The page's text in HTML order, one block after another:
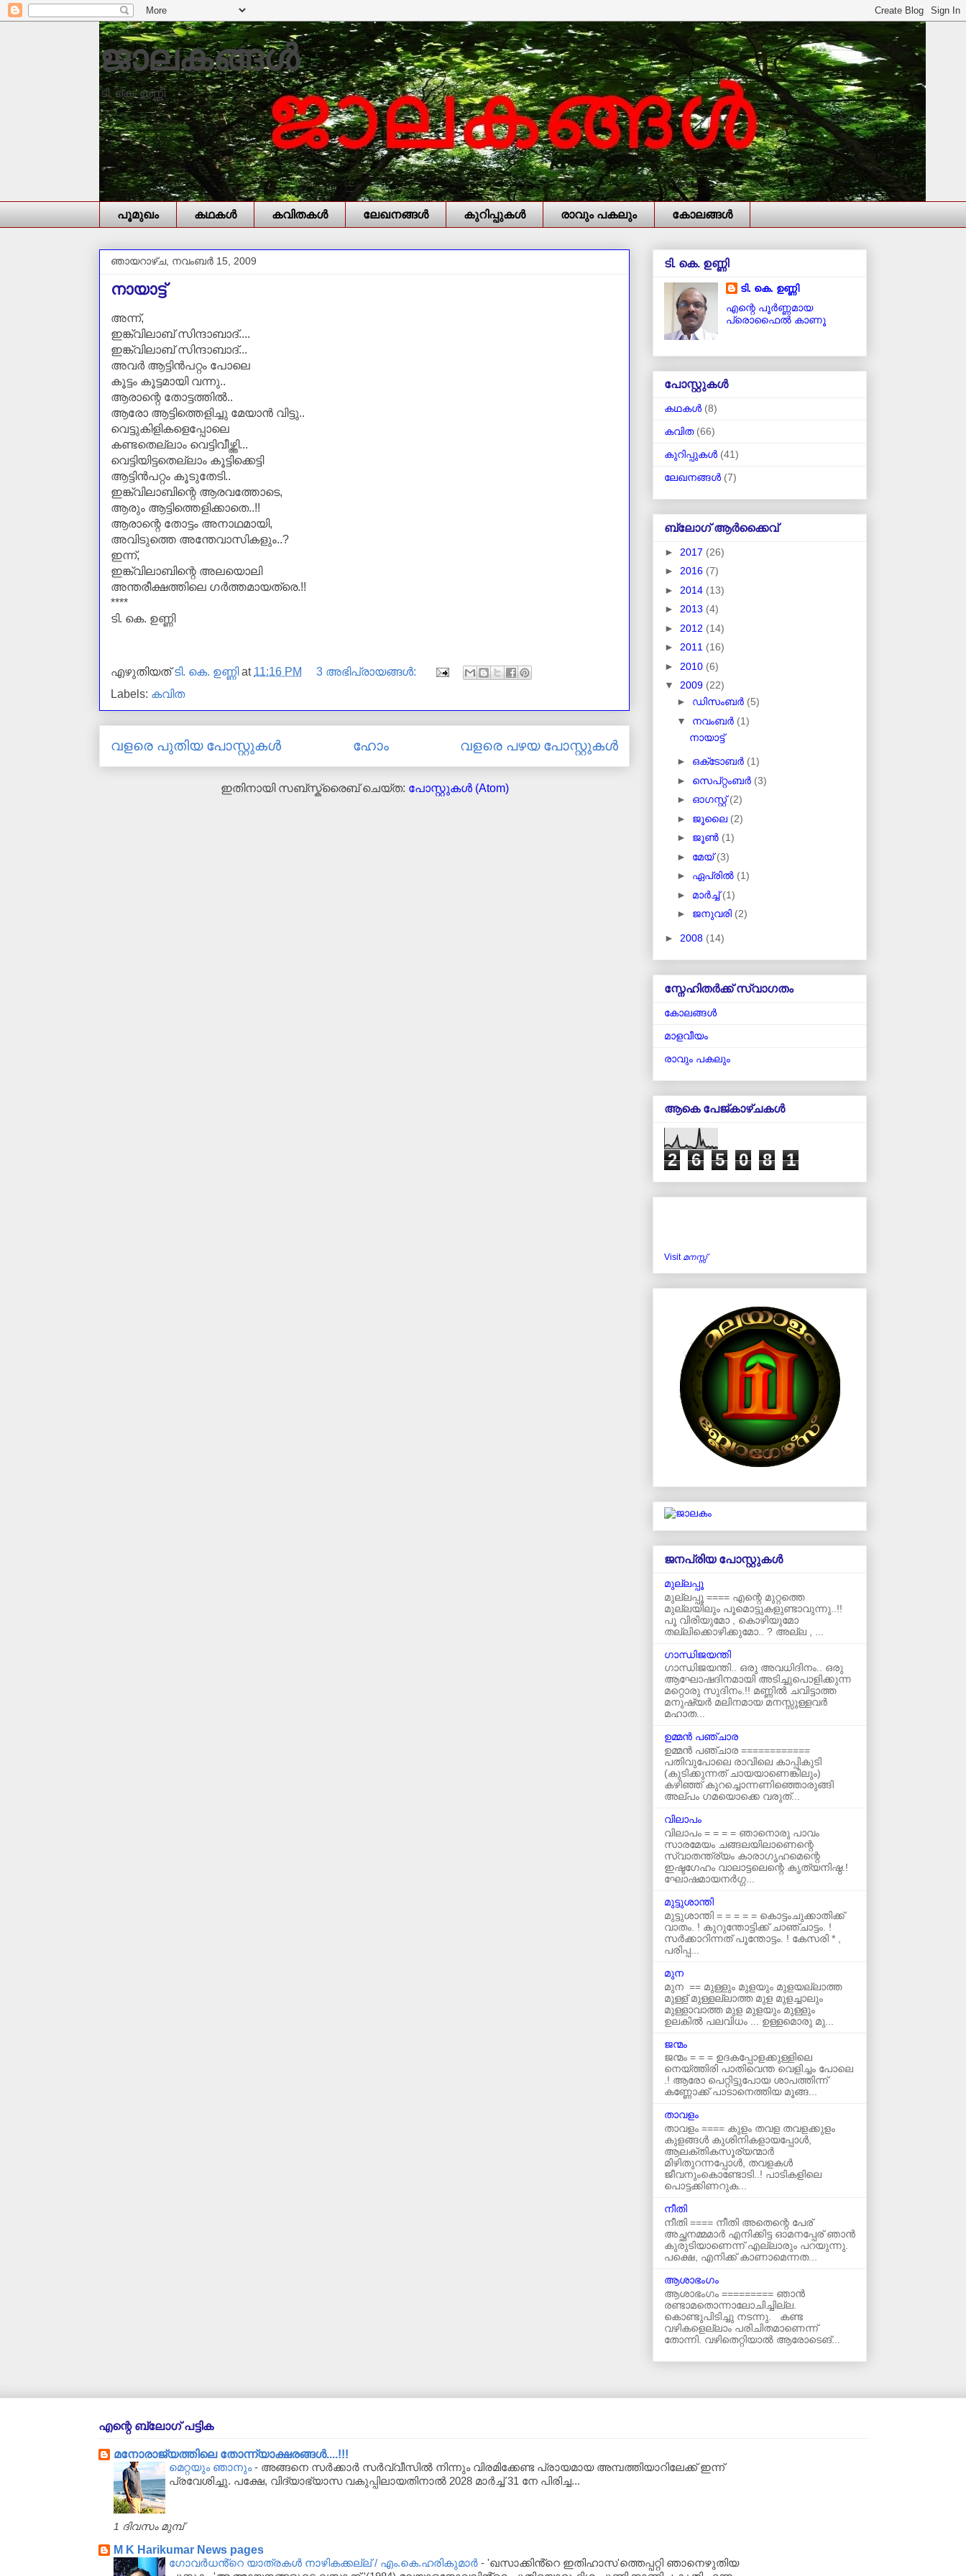
ജാലകങ്ങൾ
ടി. കെ. ഉണ്ണി
പൂമുഖം കഥകള്‍ കവിതകള്‍ ലേഖനങ്ങള്‍ കുറിപ്പുകള്‍ രാവും പകലും കോലങ്ങള്‍
ഞായറാഴ്‌ച, നവംബർ 15, 2009
നായാട്ട്‌
അന്ന്,
ഇങ്ക്വിലാബ്‌ സിന്ദാബാദ്‌....
ഇങ്ക്വിലാബ്‌ സിന്ദാബാദ്‌...
അവർ ആട്ടിൻപറ്റം പോലെ
കൂട്ടം കൂട്ടമായി വന്നു..
ആരാന്റെ തോട്ടത്തിൽ..
ആരോ ആട്ടിത്തെളിച്ചു മേയാൻ വിട്ടു..
വെട്ടുകിളികളെപ്പോലെ
കണ്ടതെല്ലാം വെട്ടിവീഴ്ത്തി...
വെട്ടിയിട്ടതെല്ലാം കൂട്ടിക്കെട്ടി
ആട്ടിൻപറ്റം കൂടുതേടി..
ഇങ്ക്വിലാബിന്റെ ആരവത്തോടെ,
ആരും ആട്ടിത്തെളിക്കാതെ..!!
ആരാന്റെ തോട്ടം അനാഥമായി,
അവിടുത്തെ അന്തേവാസികളും..?
ഇന്ന്,
ഇങ്ക്വിലാബിന്റെ അലയൊലി
അന്തരീക്ഷത്തിലെ ഗർത്തമായത്രെ.!!
****
ടി. കെ. ഉണ്ണി
എഴുതിയത്ടി. കെ. ഉണ്ണി at 11:16 PM
3 അഭിപ്രായങ്ങൾ:
Labels: കവിത
വളരെ പുതിയ പോസ്റ്റുകള്‍ വളരെ പഴയ പോസ്റ്റുകള്‍
ഹോം
ഇതിനായി സബ്‌സ്ക്രൈബ് ചെയ്ത: പോസ്റ്റുകള്‍ (Atom)
ടി. കെ. ഉണ്ണി
ടി. കെ. ഉണ്ണി
എന്റെ പൂര്‍ണ്ണമായ
പ്രൊഫൈൽ കാണൂ
പോസ്റ്റുകള്‍
കഥകള്‍ (8)
കവിത (66)
കുറിപ്പുകള്‍ (41)
ലേഖനങ്ങള്‍ (7)
ബ്ലോഗ് ആര്‍ക്കൈവ്
► 2017 (26)
► 2016 (7)
► 2014 (13)
► 2013 (4)
► 2012 (14)
► 2011 (16)
► 2010 (6)
▼ 2009 (22)
► ഡിസംബർ (5)
▼ നവംബർ (1)
നായാട്ട്‌
► ഒക്‌ടോബർ (1)
► സെപ്റ്റംബർ (3)
► ഓഗസ്റ്റ്(2)
► ജൂലൈ (2)
► ജൂൺ (1)
► മേയ്(3)
► ഏപ്രിൽ (1)
► മാർച്ച്(1)
► ജനുവരി (2)
► 2008 (14)
സ്നേഹിതർക്ക് സ്വാഗതം
കോലങ്ങള്‍
മാളവീയം
രാവും പകലും
ആകെ പേജ്‌കാഴ്‌ചകള്‍
2 6 5 0 8 1
Visit മനസ്സ്
ജനപ്രിയ പോസ്റ്റുകള്‍‌
മുല്ലപ്പൂ
മുല്ലപ്പൂ ==== എന്റെ മുറ്റത്തെ
മുല്ലയിലും പൂമൊട്ടുകളുണ്ടാവുന്നു..!!
പൂ വിരിയുമോ , കൊഴിയുമോ
തല്ലിക്കൊഴിക്കുമോ.. ? അല്ല , ...
ഗാന്ധിജയന്തി
ഗാന്ധിജയന്തി.. ഒരു അവധിദിനം.. ഒരു
ആഘോഷദിനമായി അടിച്ചുപൊളിക്കുന്ന
മറ്റൊരു സുദിനം.!! മണ്ണിൽ ചവിട്ടാത്ത
മനുഷ്യർ മലിനമായ മനസ്സുള്ളവർ
മഹാത...
ഉമ്മന്‍ പഞ്ചാര
ഉമ്മൻ പഞ്ചാര ============
പതിവുപോലെ രാവിലെ കാപ്പികുടി
(കുടിക്കുന്നത് ചായയാണെങ്കിലും)
കഴിഞ്ഞ് കുറച്ചൊന്നണിഞ്ഞൊരുങ്ങി
അല്പം ഗമയൊക്കെ വരുത്...
വിലാപം
വിലാപം = = = = ഞാനൊരു പാവം
സാരമേയം ചങ്ങലയിലാണെന്റെ
സ്വാതന്ത്ര്യം കാരാഗൃഹമെന്റെ
ഇഷ്ടഗേഹം വാലാട്ടലെന്റെ കൃത്യനിഷ്ഠ.!
ഘോഷമായനർഗ്ഗ...
മുട്ടുശാന്തി
മുട്ടുശാന്തി = = = = = കൊട്ടംചുക്കാതിക്ക്‌
വാതം. ! കുറുന്തോട്ടിക്ക്‌ ചാഞ്ചാട്ടം. !
സർക്കാറിന്നത്‌ പൂന്തോട്ടം. ! കേസരി * ,
പരിപ്പ...
മുന
മുന == മുള്ളും മുളയും മുളയല്ലാത്ത
മുള്ള് മുള്ളല്ലാത്ത മുള മുളച്ചാലും
മുള്ളാവാത്ത മുള മുളയും മുള്ളും
ഉലകില്‍ പലവിധം ... ഉള്ളമൊരു മു...
ജന്മം
ജന്മം = = = ഉദകപ്പോളക്കുള്ളിലെ
നെയ്ത്തിരി പാതിവെന്ത വെളിച്ചം പോലെ
.! ആരോ പെറ്റിട്ടുപോയ ശാപത്തിന്ന്
കണ്ണോക്ക് പാടാനെത്തിയ മൂങ്ങ...
താവളം
താവളം ==== കുളം തവള തവളക്കുളം
കുളങ്ങൾ കുശിനികളായപ്പോൾ,
ആലക്തികസൂര്യന്മാർ
മിഴിതുറന്നപ്പോൾ, തവളകൾ
ജീവനുംകൊണ്ടോടി..! പാടികളിലെ
പൊട്ടക്കിണറുക...
നീതി
നീതി ==== നീതി അതെന്റെ പേര്
അച്ഛനമ്മമാർ എനിക്കിട്ട ഓമനപ്പേര് ഞാന്‍
കുരുടിയാണെന്ന് എല്ലാരും പറയുന്നു.
പക്ഷെ, എനിക്ക് കാണാമെന്നത...
ആശാഭംഗം
ആശാഭംഗം ========= ഞാൻ
രണ്ടാമതൊന്നാലോചിച്ചില്ല.
കൊണ്ടുപിടിച്ചു നടന്നു. കണ്ട
വഴികളെല്ലാം പരിചിതമാണെന്ന്
തോന്നി. വഴിതെറ്റിയാൽ ആരോടെങ്...
എന്റെ ബ്ലോഗ് പട്ടിക
മനോരാജ്യത്തിലെ തോന്ന്യാക്ഷരങ്ങള്‍....!!!
മെറ്റയും ഞാനും- അങ്ങനെ സർക്കാർ സർവ്വീസിൽ നിന്നും വിരമിക്കേണ്ട പ്രായമായ അമ്പത്തിയാറിലേക്ക് ഇന്ന്
പ്രവേശിച്ചു. പക്ഷേ, വിദ്യാഭ്യാസ വകുപ്പിലായതിനാൽ 2028 മാർച്ച് 31 നേ പിരിച്ച...
1 ദിവസം മുമ്പ്
M K Harikumar News pages
ഗോവർധൻ്റെ യാത്രകൾ നാഴികക്കല്ല് / എം.കെ.ഹരികുമാർ - 'ഖസാക്കിൻ്റെ ഇതിഹാസ'ത്തെപ്പറ്റി ഞാനെഴുതിയ